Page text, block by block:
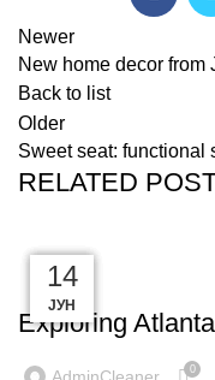
Newer
New home decor from
Back to list
Older
Sweet seat: functional
RELATED
23
ЈУЛ
DECORATION
Exploring
0
23
ЈУЛ
23
ЈУЛ
16
ЈУН
14
ЈУН